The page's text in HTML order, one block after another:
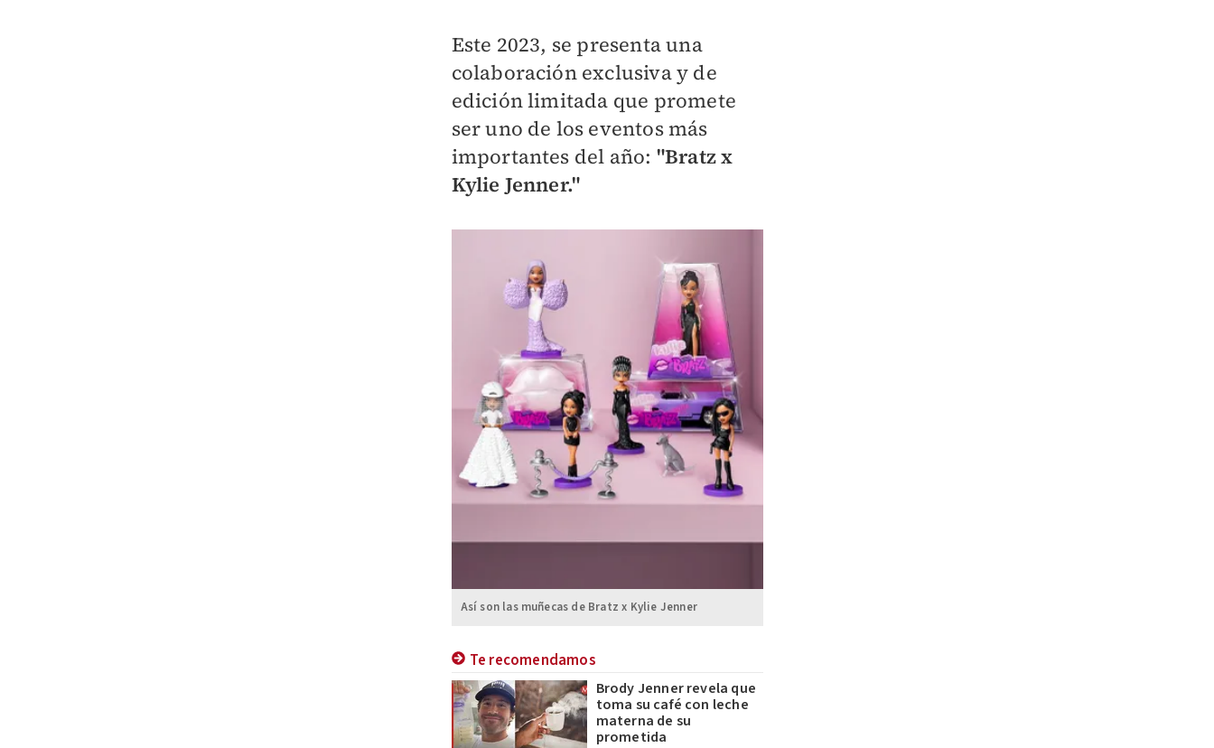
Este 2023, se presenta una
colaboración exclusiva y de
edición limitada que promete
ser uno de los eventos más
importantes del año: "Bratz x
Kylie Jenner."
Así son las muñecas de Bratz x Kylie Jenner
Te recomendamos
Brody Jenner revela que
toma su café con leche
materna de su
prometida